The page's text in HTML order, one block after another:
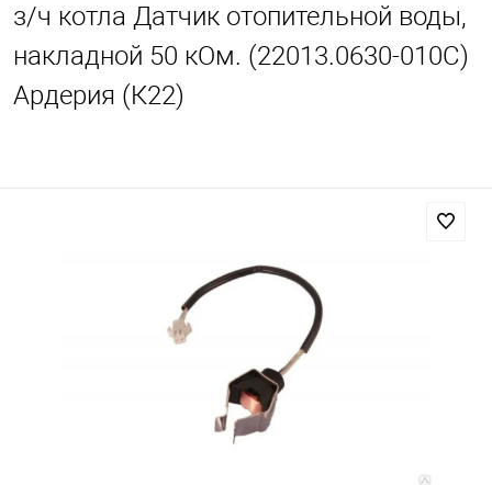
з/ч котла Датчик отопительной воды,
накладной 50 кОм. (22013.0630-010С)
Ардерия (К22)